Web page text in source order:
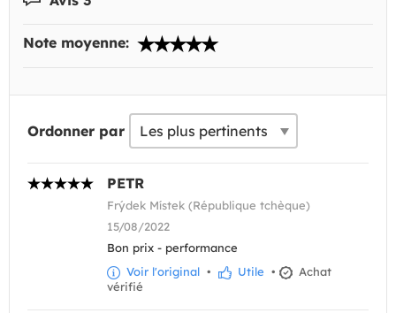
Note moyenne:
Ordonner par
PETR
Frýdek Místek (République tchèque)
15/08/2022
Bon prix - performance
Voir l'original • Utile •
Achat
vérifié